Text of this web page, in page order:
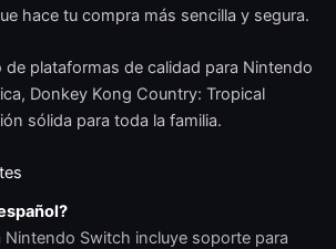
hace tu compra más sencilla y segura.
de plataformas de calidad para Nintendo
Donkey Kong Country: Tropical
sólida para toda la familia.
Nintendo Switch incluye soporte para